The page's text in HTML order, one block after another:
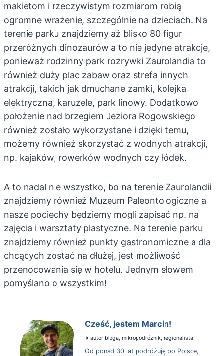
makietom i rzeczywistym rozmiarom robią
ogromne wrażenie, szczególnie na dzieciach. Na
terenie parku znajdziemy aż blisko 80 figur
przeróżnych dinozaurów a to nie jedyne atrakcje,
ponieważ rodzinny park rozrywki Zaurolandia to
również duży plac zabaw oraz strefa innych
atrakcji, takich jak dmuchane zamki, kolejka
elektryczna, karuzele, park linowy. Dodatkowo
położenie nad brzegiem Jeziora Rogowskiego
również zostało wykorzystane i dzięki temu,
możemy również skorzystać z wodnych atrakcji,
np. kajaków, rowerków wodnych czy łódek.
A to nadal nie wszystko, bo na terenie Zaurolandii
znajdziemy również Muzeum Paleontologiczne a
nasze pociechy będziemy mogli zapisać np. na
zajęcia i warsztaty plastyczne. Na terenie parku
znajdziemy również punkty gastronomiczne a dla
chcących zostać na dłużej, jest możliwość
przenocowania się w hotelu. Jednym słowem
pomyślano o wszystkim!
Cześć, jestem Marcin!
autor bloga, mikropodróżnik, regionalista
Od ponad 30 lat podróżuję po Polsce,